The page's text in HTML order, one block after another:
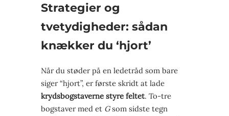
Strategier og
tvetydigheder: sådan
knækker du ‘hjort’
Når du støder på en ledetråd som bare
siger “hjort”, er første skridt at lade
krydsbogstaverne styre feltet. To-tre
bogstaver med et Gsom sidste tegn